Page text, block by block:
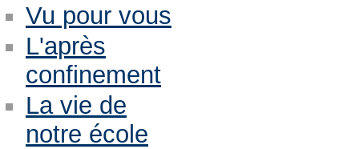
Vu pour vous
L'après
confinement
La vie de
notre école